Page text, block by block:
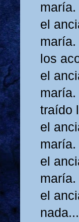
el
los
el
traído
el
el
el